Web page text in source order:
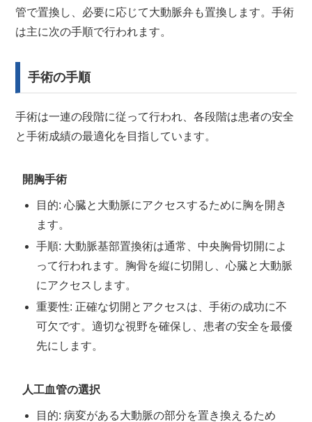
管で置換し、必要に応じて大動脈弁も置換します。手術
は主に次の手順で行われます。
手術の手順
手術は一連の段階に従って行われ、各段階は患者の安全
と手術成績の最適化を目指しています。
開胸手術
目的: 心臓と大動脈にアクセスするために胸を開き
ます。
手順: 大動脈基部置換術は通常、中央胸骨切開によ
って行われます。胸骨を縦に切開し、心臓と大動脈
にアクセスします。
重要性: 正確な切開とアクセスは、手術の成功に不
可欠です。適切な視野を確保し、患者の安全を最優
先にします。
人工血管の選択
目的: 病変がある大動脈の部分を置き換えるため